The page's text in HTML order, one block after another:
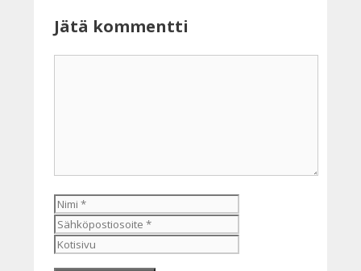
Jätä kommentti
Nimi